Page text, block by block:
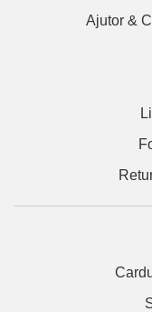
Ajutor &